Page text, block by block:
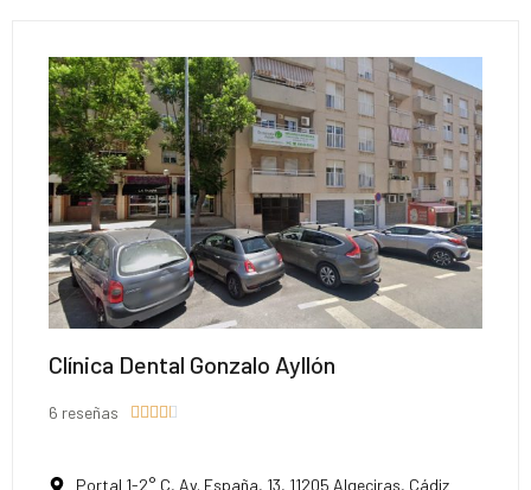
Clínica Dental Gonzalo Ayllón
6 reseñas     
Portal 1-2° C, Av. España, 13, 11205 Algeciras, Cádiz